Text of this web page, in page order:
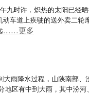
九时许，炽热的太阳已经
车道上疾驶的送外卖二轮
……更多
雨降水过程，山陕南部、
区有中到大雨，其中汾